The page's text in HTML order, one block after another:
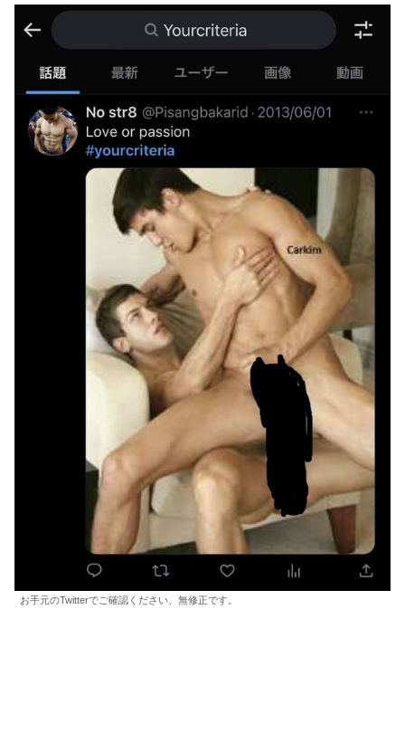
お手元のTwitterでご確認ください、無修正です。